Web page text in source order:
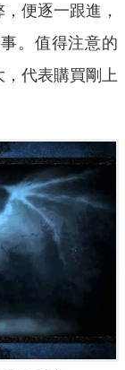
便逐一跟進，
。值得注意的
代表購買剛上